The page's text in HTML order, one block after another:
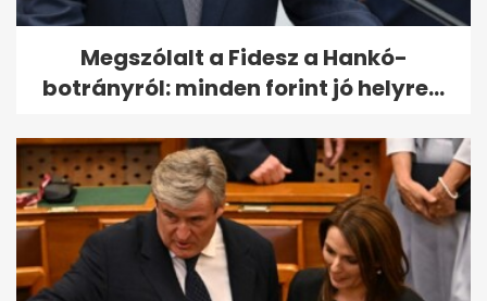
Megszólalt a Fidesz a Hankó-
botrányról: minden forint jó helyre...